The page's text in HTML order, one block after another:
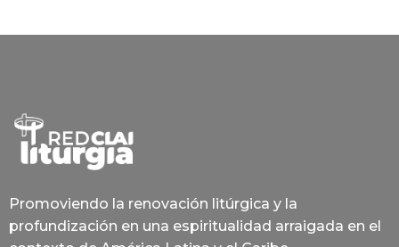
Promoviendo la renovación litúrgica y la
profundización en una espiritualidad arraigada en el